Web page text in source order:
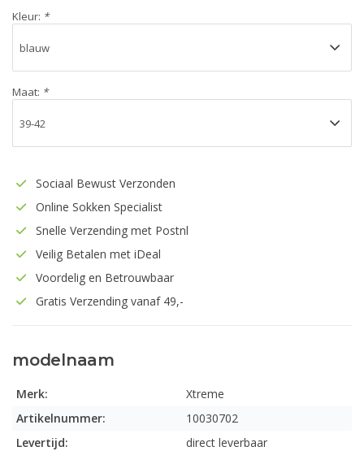
Kleur: *
Maat: *
Sociaal Bewust Verzonden
Online Sokken Specialist
Snelle Verzending met Postnl
Veilig Betalen met iDeal
Voordelig en Betrouwbaar
Gratis Verzending vanaf 49,-
modelnaam
Merk:
Xtreme
Artikelnummer:
10030702
Levertijd:
direct leverbaar